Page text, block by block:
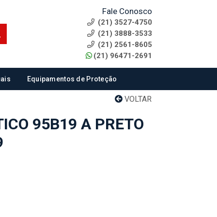
Fale Conosco
(21) 3527-4750
(21) 3888-3533
(21) 2561-8605
(21) 96471-2691
Equipamentos de Proteção
VOLTAR
95B19 A PRETO